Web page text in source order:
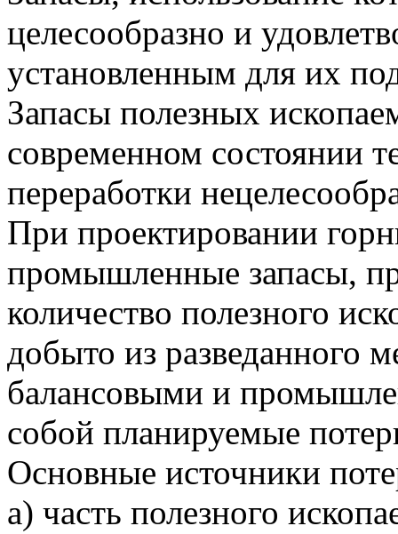
целесообразно и
установленным для их
Запасы полезных
современном состоянии
переработки
При проектировании
промышленные запасы,
количество полезного
добыто из разведанного
балансовыми и
собой планируемые
Основные источники
а) часть полезного